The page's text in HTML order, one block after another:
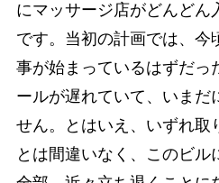
にマッサージ店がどんどん
です。当初の計画では、今
事が始まっているはずだっ
ールが遅れていて、いまだ
せん。とはいえ、いずれ取
とは間違いなく、このビル